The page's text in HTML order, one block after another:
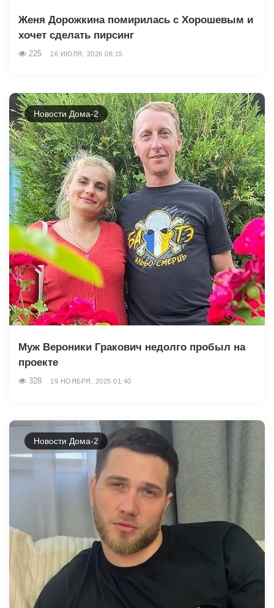
Женя Дорожкина помирилась с Хорошевым и
хочет сделать пирсинг
225 16 ИЮЛЯ, 2026 08:15
Новости Дома-2
Муж Вероники Гракович недолго пробыл на
проекте
328 19 НОЯБРЯ, 2025 01:40
Новости Дома-2